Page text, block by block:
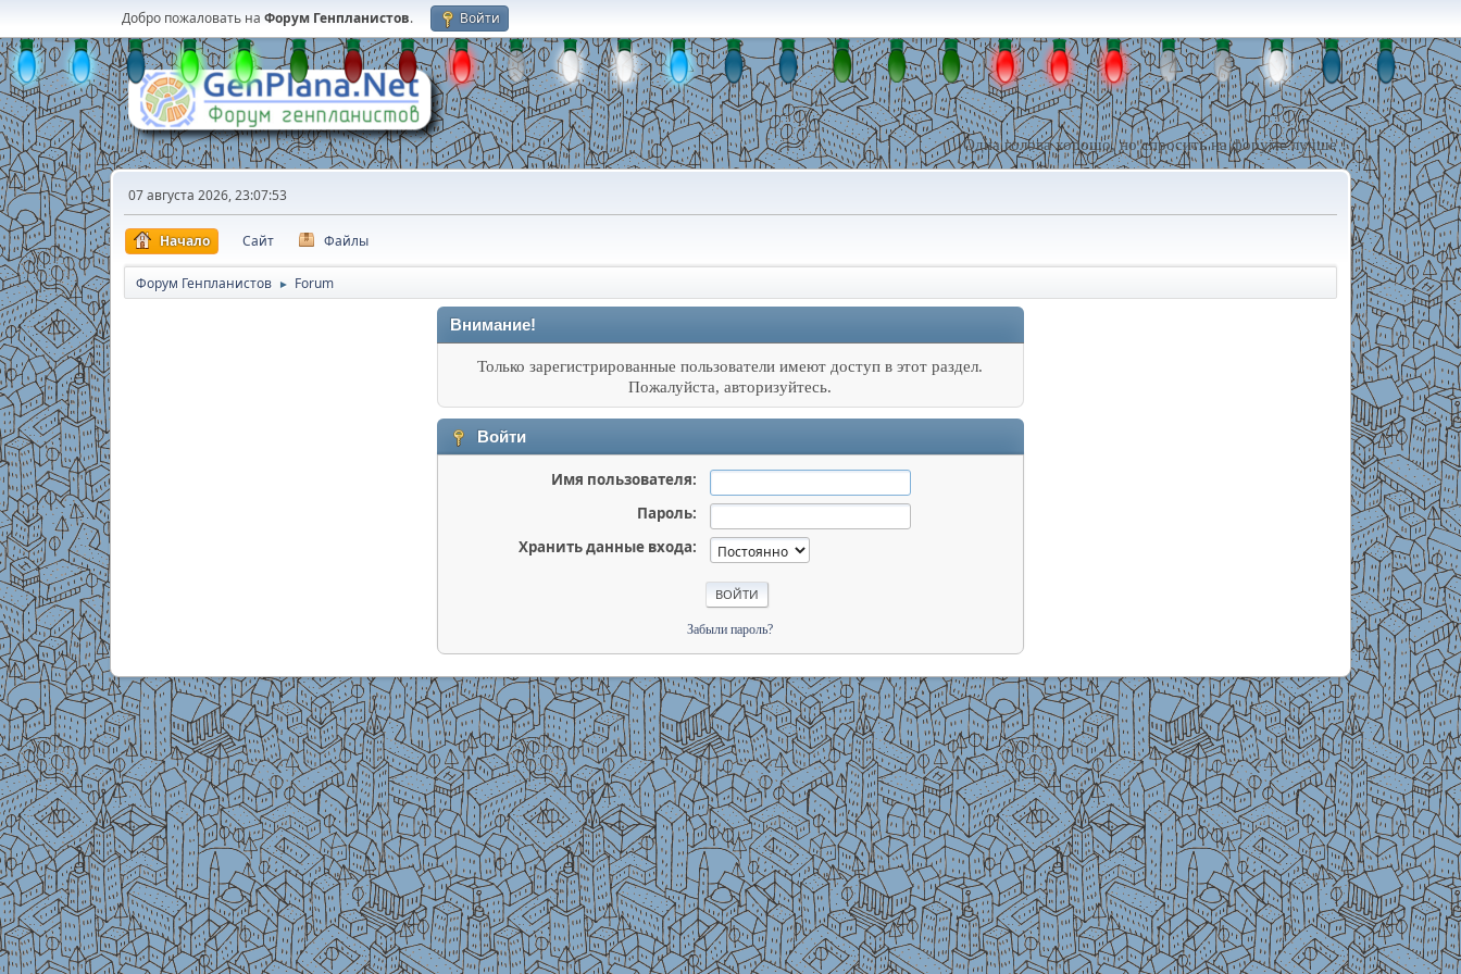
Добро пожаловать на Форум Генпланистов. Войти
Одна голова хорошо, но спросить на форуме лучше !
07 августа 2026, 23:07:53
Начало Сайт Файлы
Форум Генпланистов ► Forum
Внимание!
Только зарегистрированные пользователи имеют доступ в этот раздел.
Пожалуйста, авторизуйтесь.
Войти
Имя пользователя:
Пароль:
Хранить данные входа:
Забыли пароль?